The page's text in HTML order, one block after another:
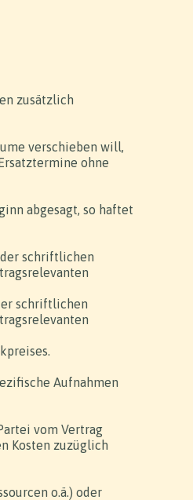
zusätzlich
verschieben will,
ohne
abgesagt, so haftet
schriftlichen
schriftlichen
Aufnahmen
vom Vertrag
Kosten zuzüglich
o.ä.) oder